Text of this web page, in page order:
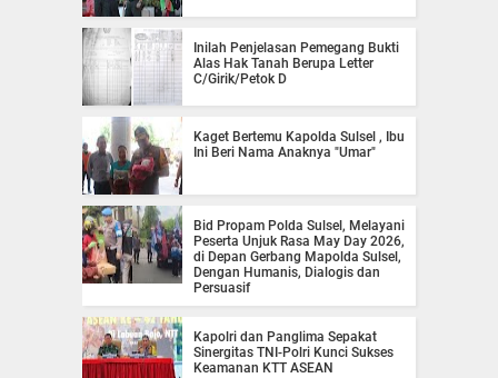
Inilah Penjelasan Pemegang Bukti
Alas Hak Tanah Berupa Letter
C/Girik/Petok D
Kaget Bertemu Kapolda Sulsel , Ibu
Ini Beri Nama Anaknya "Umar"
Bid Propam Polda Sulsel, Melayani
Peserta Unjuk Rasa May Day 2026,
di Depan Gerbang Mapolda Sulsel,
Dengan Humanis, Dialogis dan
Persuasif
Kapolri dan Panglima Sepakat
Sinergitas TNI-Polri Kunci Sukses
Keamanan KTT ASEAN